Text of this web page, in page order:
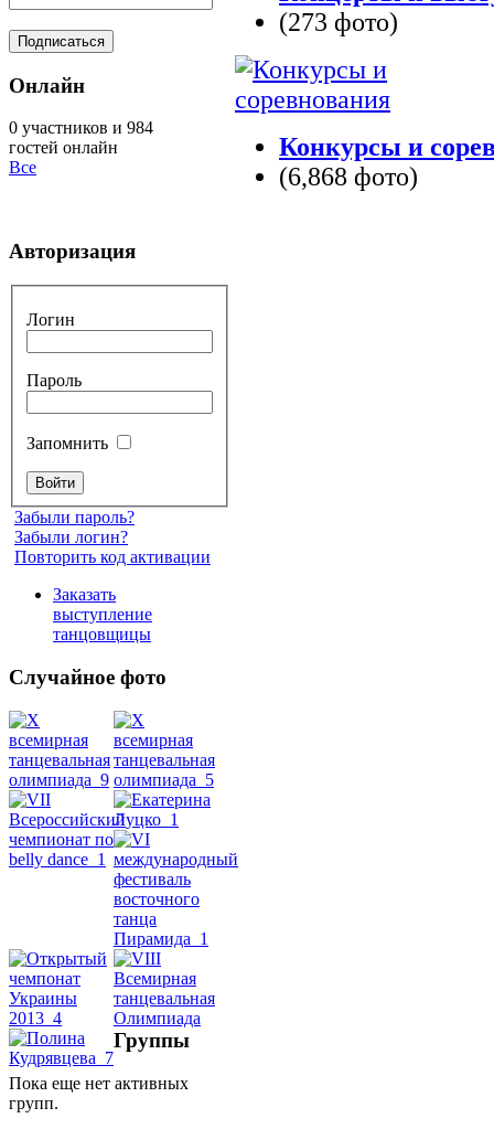
(273 фото)
Конкурсы и
(6,868 фото)
Онлайн
0 участников и 984
гостей онлайн
Все
Авторизация
Логин
Пароль
Запомнить
Забыли пароль?
Забыли логин?
Повторить код активации
Заказать
выступление
танцовщицы
Случайное фото
Belly
Группы
Пока еще нет активных
групп.